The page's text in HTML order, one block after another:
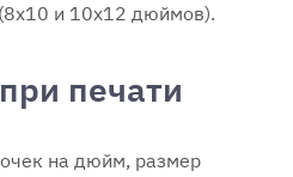
(8x10 и 10х12 дюймов).
печати
на дюйм, размер